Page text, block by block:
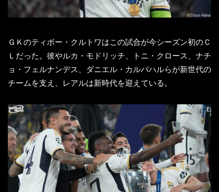
ＧＫのティボー・クルトワはこの試合が今シーズン初のＣ
Ｌだった。彼やルカ・モドリッチ、トニ・クロース、ナチ
ョ・フェルナンデス、ダニエル・カルバハルらが新世代の
チームを支え、レアルは新時代を迎えている。